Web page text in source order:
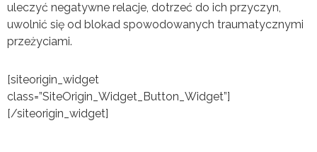
uleczyć negatywne relacje, dotrzeć do ich przyczyn,
uwolnić się od blokad spowodowanych traumatycznymi
przeżyciami.
[siteorigin_widget
class=”SiteOrigin_Widget_Button_Widget”]
[/siteorigin_widget]